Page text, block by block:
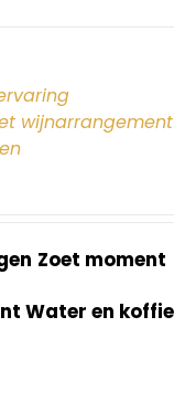
wijnarrangement
Zoet moment
Water en koffie